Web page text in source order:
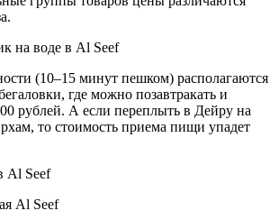
(10–15 минут пешком) располагаются
где можно позавтракать и
рублей. А если переплыть в Дейру на
то стоимость приема пищи упадет